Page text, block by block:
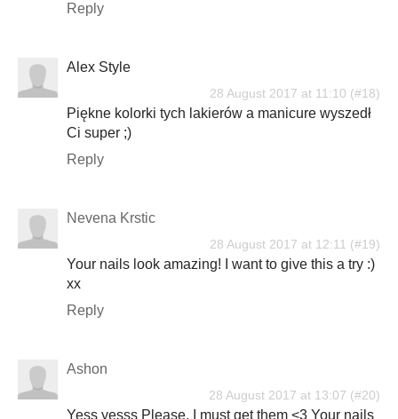
Reply
Alex Style
28 August 2017 at 11:10
Piękne kolorki tych lakierów a manicure wyszedł
Ci super ;)
Reply
Nevena Krstic
28 August 2017 at 12:11
Your nails look amazing! I want to give this a try :)
xx
Reply
Ashon
28 August 2017 at 13:07
Yess yesss Please, I must get them <3 Your nails